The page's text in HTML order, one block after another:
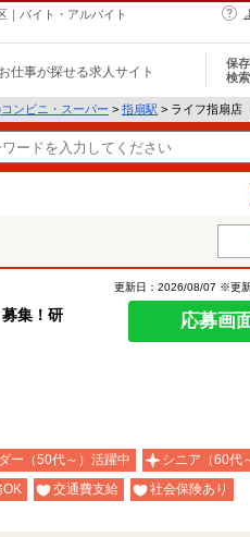
｜バイト・アルバイト
仕事が探せる求人サイト
保
検
ンビニ・スーパー > 指扇駅 > ライフ指扇店
集！研
更新日：2026/08/07 ※更
応募画
ー（50代～）活躍中
シニア（60代
OK 交通費支給 社会保険あり